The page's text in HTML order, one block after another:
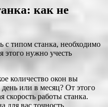
как не
с типом станка, необходимо
этого нужно учесть
количество окон вы
или в месяц? От этого
скорость работы станка.
для вас точность